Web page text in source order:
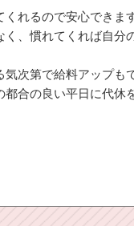
れるので安心できます
、慣れてくれば自分
次第で給料アップも
合の良い平日に代休